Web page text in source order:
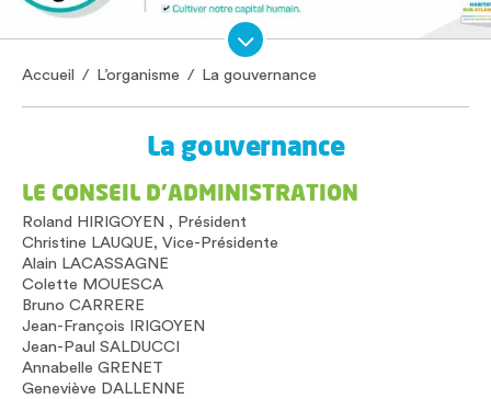
Accueil / L’organisme / La gouvernance
La gouvernance
LE CONSEIL D’ADMINISTRATION
Roland HIRIGOYEN , Président
Christine LAUQUE, Vice-Présidente
Alain LACASSAGNE
Colette MOUESCA
Bruno CARRERE
Jean-François IRIGOYEN
Jean-Paul SALDUCCI
Annabelle GRENET
Geneviève DALLENNE